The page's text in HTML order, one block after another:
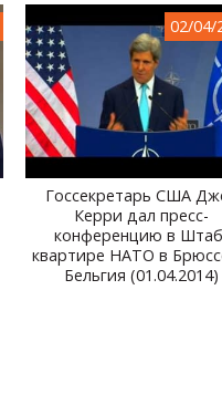
02/04/
Госсекретарь США
Керри дал пресс-
конференцию в
квартире НАТО в
Бельгия (01.04.2014)